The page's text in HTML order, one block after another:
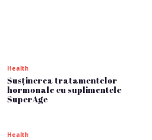
Health
Susținerea tratamentelor
hormonale cu suplimentele
SuperAge
Health